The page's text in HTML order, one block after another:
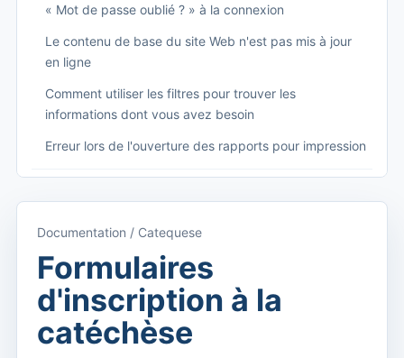
« Mot de passe oublié ? » à la connexion
Le contenu de base du site Web n'est pas mis à jour
en ligne
Comment utiliser les filtres pour trouver les
informations dont vous avez besoin
Erreur lors de l'ouverture des rapports pour impression
Accès à la documentation
Menu principal (applications)
Basculer entre les abonnements
Dashboard
Documentation / Catequese
Formulaires
d'inscription à la
catéchèse